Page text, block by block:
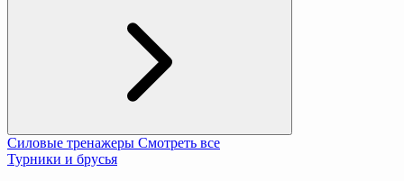
Силовые тренажеры Смотреть все
Турники и брусья